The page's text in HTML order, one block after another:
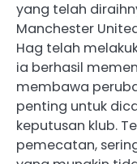
yang telah
Manchester
Hag telah
ia berhasil
membawa
penting untuk
keputusan klub.
pemecatan,